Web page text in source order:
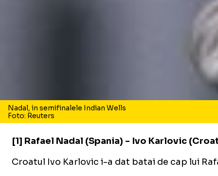
Nadal, in semifinalele Indian Wells
Foto: Reuters
[1] Rafael Nadal (Spania) - Ivo Karlovic
Croatul Ivo Karlovic i-a dat batai de cap lui